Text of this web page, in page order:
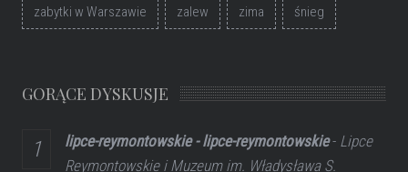
zabytki w Warszawie zalew zima śnieg
GORĄCE DYSKUSJE
lipce-reymontowskie - lipce-reymontowskie- Lipce
Reymontowskie i Muzeum im. Władysława S.